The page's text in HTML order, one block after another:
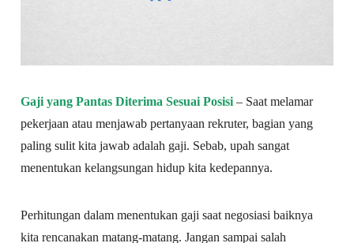
Gaji yang Pantas Diterima Sesuai Posisi – Saat melamar
pekerjaan atau menjawab pertanyaan rekruter, bagian yang
paling sulit kita jawab adalah gaji. Sebab, upah sangat
menentukan kelangsungan hidup kita kedepannya.
Perhitungan dalam menentukan gaji saat negosiasi baiknya
kita rencanakan matang-matang. Jangan sampai salah